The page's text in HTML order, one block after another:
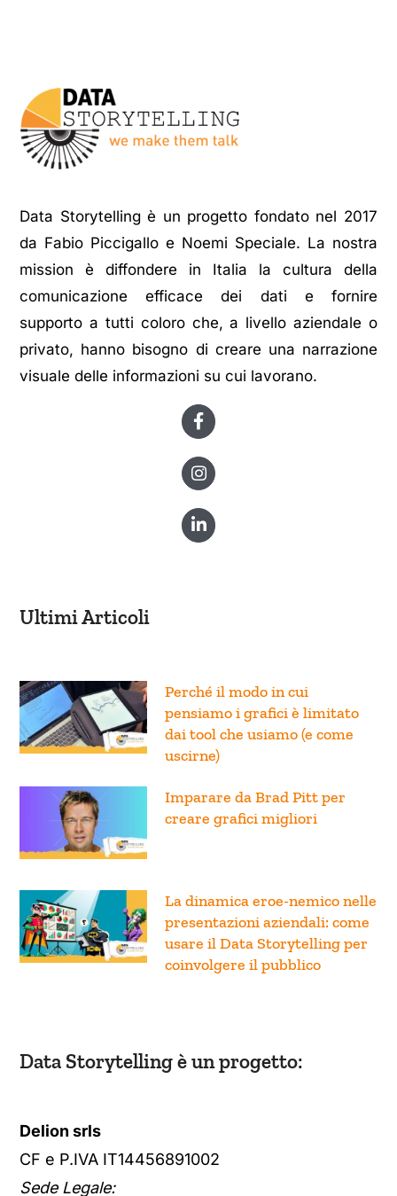
Data Storytelling è un progetto fondato nel 2017
da Fabio Piccigallo e Noemi Speciale. La nostra
mission è diffondere in Italia la cultura della
comunicazione efficace dei dati e fornire
supporto a tutti coloro che, a livello aziendale o
privato, hanno bisogno di creare una narrazione
visuale delle informazioni su cui lavorano.
Ultimi Articoli
Perché il modo in cui
pensiamo i grafici è limitato
dai tool che usiamo (e come
uscirne)
Imparare da Brad Pitt per
creare grafici migliori
La dinamica eroe-nemico nelle
presentazioni aziendali: come
usare il Data Storytelling per
coinvolgere il pubblico
Data Storytelling è un progetto:
Delion srls
CF e P.IVA IT14456891002